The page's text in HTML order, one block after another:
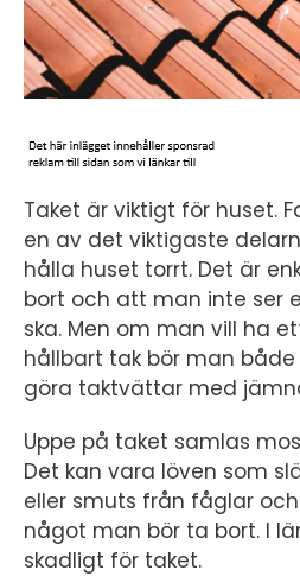
Taket är viktigt för huset.
en av det viktigaste
hålla huset torrt. Det är
bort och att man inte ser
ska. Men om man vill ha
hållbart tak bör man
göra taktvättar med
Uppe på taket samlas
Det kan vara löven som
eller smuts från fåglar
något man bör ta bort. I
skadligt för taket.